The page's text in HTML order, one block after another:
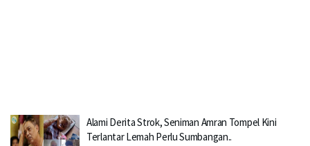
Alami Derita Strok, Seniman Amran Tompel Kini
Terlantar Lemah Perlu Sumbangan..